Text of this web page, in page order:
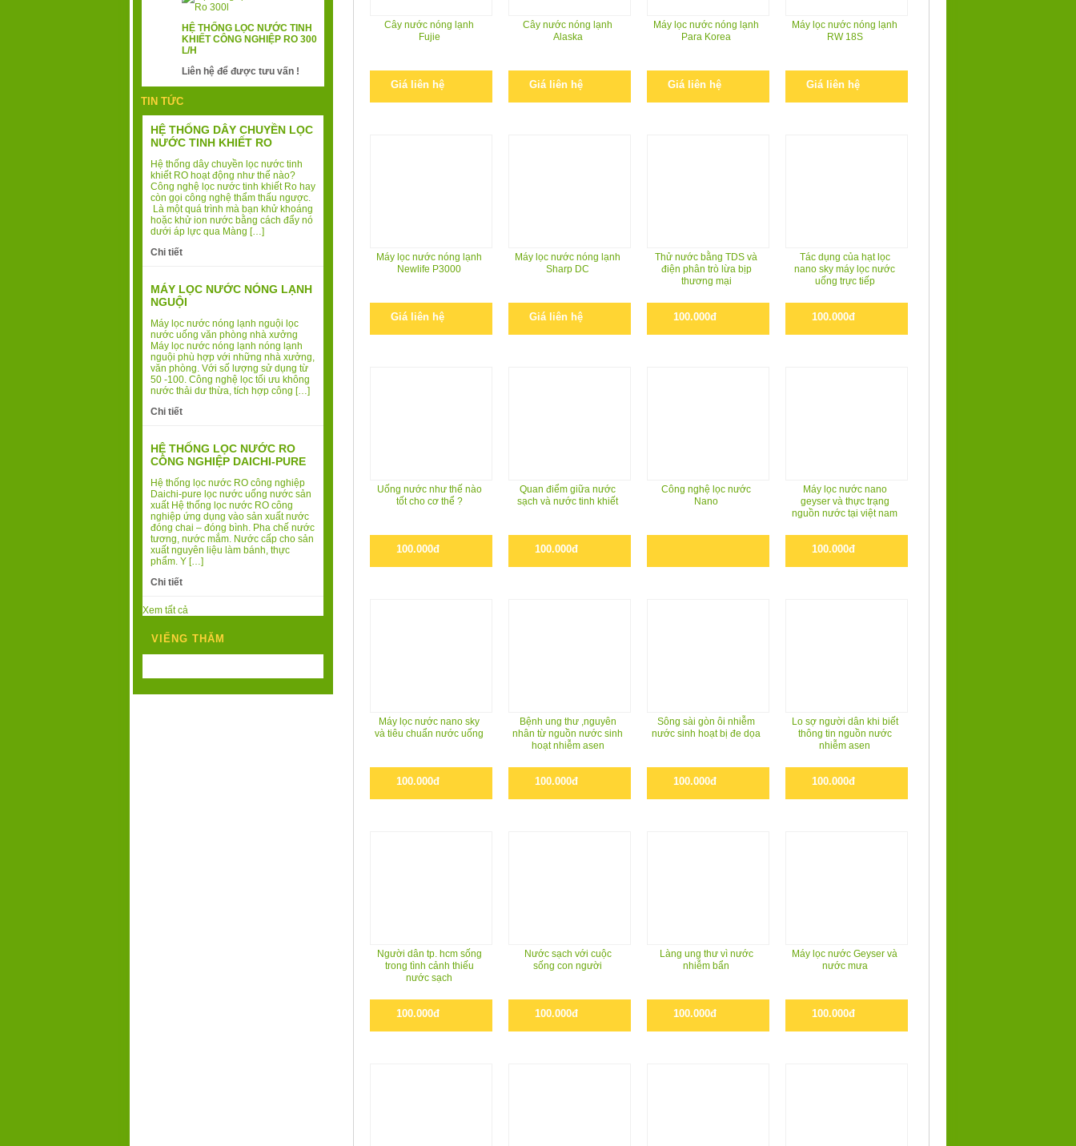
HỆ THỐNG LỌC NƯỚC TINH
KHIẾT CÔNG NGHIỆP RO 300
L/H
Liên hệ để được tưu vấn !
TIN TỨC
HỆ THỐNG DÂY CHUYỀN LỌC
NƯỚC TINH KHIẾT RO
Hệ thống dây chuyền lọc nước tinh
khiết RO hoạt động như thế nào?
Công nghệ lọc nước tinh khiết Ro hay
còn gọi công nghệ thẩm thấu ngược.
Là một quá trình mà bạn khử khoáng
hoặc khử ion nước bằng cách đẩy nó
dưới áp lực qua Màng […]
Chi tiết
MÁY LỌC NƯỚC NÓNG LẠNH
NGUỘI
Máy lọc nước nóng lạnh nguội lọc
nước uống văn phòng nhà xưởng
Máy lọc nước nóng lạnh nóng lạnh
nguội phù hợp với những nhà xưởng,
văn phòng. Với số lượng sử dụng từ
50 -100. Công nghệ lọc tối ưu không
nước thải dư thừa, tích hợp công […]
Chi tiết
HỆ THỐNG LỌC NƯỚC RO
CÔNG NGHIỆP DAICHI-PURE
Hệ thống lọc nước RO công nghiệp
Daichi-pure lọc nước uống nước sản
xuất Hệ thống lọc nước RO công
nghiệp ứng dụng vào sản xuất nước
đóng chai – đóng bình. Pha chế nước
tương, nước mắm. Nước cấp cho sản
xuất nguyên liệu làm bánh, thực
phẩm. Y […]
Chi tiết
Xem tất cả
VIẾNG THĂM
Cây nước nóng lạnh
Fujie
Giá liên hệ
Cây nước nóng lạnh
Alaska
Giá liên hệ
Máy lọc nước nóng lạnh
Para Korea
Giá liên hệ
Máy lọc nước nóng lạnh
RW 18S
Giá liên hệ
Máy lọc nước nóng lạnh
Newlife P3000
Giá liên hệ
Máy lọc nước nóng lạnh
Sharp DC
Giá liên hệ
Thử nước bằng TDS và
điện phân trò lừa bịp
thương mại
100.000đ
Tác dụng của hạt lọc
nano sky máy lọc nước
uống trực tiếp
100.000đ
Uống nước như thế nào
tốt cho cơ thể ?
100.000đ
Quan điểm giữa nước
sạch và nước tinh khiết
100.000đ
Công nghệ lọc nước
Nano
Máy lọc nước nano
geyser và thực trạng
nguồn nước tại việt nam
100.000đ
Máy lọc nước nano sky
và tiêu chuẩn nước uống
100.000đ
Bệnh ung thư ,nguyên
nhân từ nguồn nước sinh
hoạt nhiễm asen
100.000đ
Sông sài gòn ôi nhiễm
nước sinh hoạt bị đe dọa
100.000đ
Lo sợ người dân khi biết
thông tin nguồn nước
nhiễm asen
100.000đ
Người dân tp. hcm sống
trong tình cảnh thiếu
nước sạch
100.000đ
Nước sạch với cuộc
sống con người
100.000đ
Làng ung thư vì nước
nhiễm bẩn
100.000đ
Máy lọc nước Geyser và
nước mưa
100.000đ